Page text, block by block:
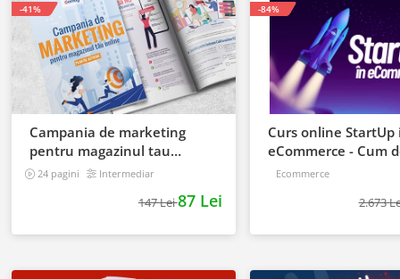
Campania de marketing
pentru magazinul tau
online. Plan de actiune
24 pagini Intermediar
147 Lei87 Lei
-41%
Curs online StartUp
eCommerce - Cum
un magazin online
Ecommerce
2.673
-84%